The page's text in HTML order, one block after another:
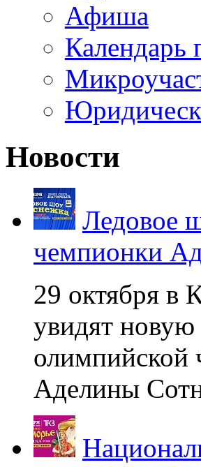
Афиша
Календарь
Новости
Ледовое
чемпионки
29 октября в
увидят новую
олимпийской
Аделины